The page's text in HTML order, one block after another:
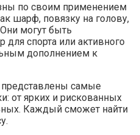
по своим применением
шарф, повязку на голову,
могут быть
для спорта или активного
дополнением к
самые
от ярких и рискованных
Каждый сможет найти